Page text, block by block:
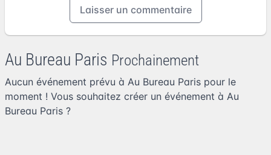
Laisser un commentaire
Au Bureau Paris Prochainement
Aucun événement prévu à Au Bureau Paris pour le
moment ! Vous souhaitez créer un événement à Au
Bureau Paris ?